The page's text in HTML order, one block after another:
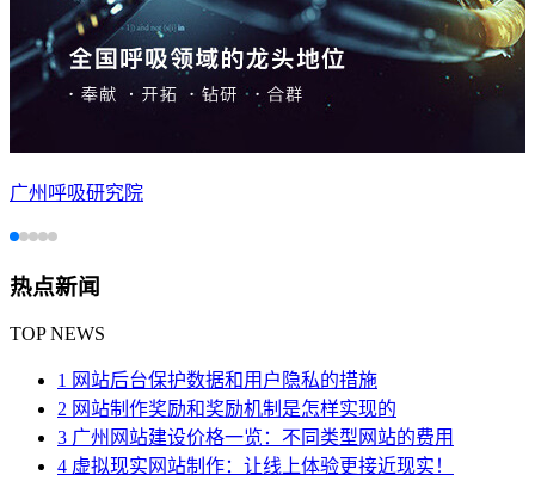
广州呼吸研究院
热点新闻
TOP NEWS
1 网站后台保护数据和用户隐私的措施
2 网站制作奖励和奖励机制是怎样实现的
3 广州网站建设价格一览：不同类型网站的费用
4 虚拟现实网站制作：让线上体验更接近现实！